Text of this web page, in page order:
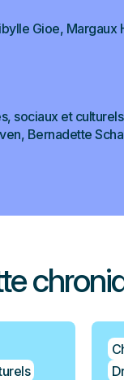
Gioe,
sociaux et
Bernadette